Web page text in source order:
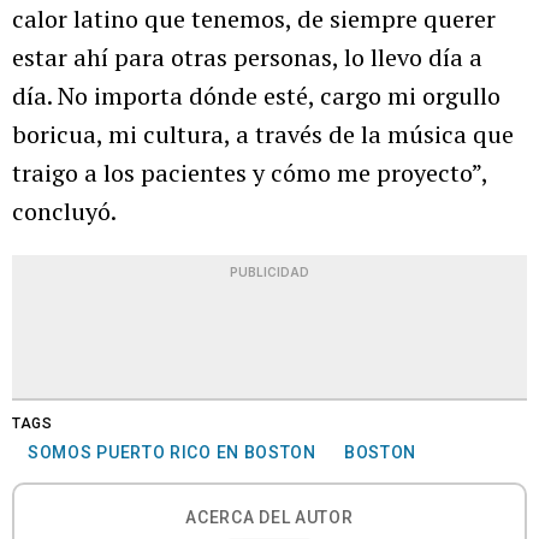
calor latino que tenemos, de siempre querer
estar ahí para otras personas, lo llevo día a
día. No importa dónde esté, cargo mi orgullo
boricua, mi cultura, a través de la música que
traigo a los pacientes y cómo me proyecto”,
concluyó.
PUBLICIDAD
TAGS
SOMOS PUERTO RICO EN BOSTON BOSTON
ACERCA DEL AUTOR